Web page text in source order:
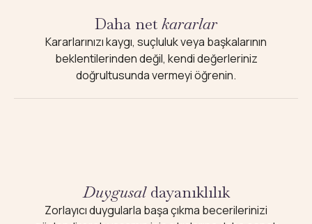
Daha net kararlar
Kararlarınızı kaygı, suçluluk veya başkalarının
beklentilerinden değil, kendi değerleriniz
doğrultusunda vermeyi öğrenin.
Duygusaldayanıklılık
Zorlayıcı duygularla başa çıkma becerilerinizi